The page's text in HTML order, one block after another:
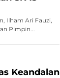
Ilham Ari Fauzi,
Pimpin...
Keandalan